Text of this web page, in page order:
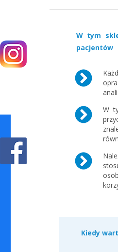
W tym
pacjentów
W
Kiedy